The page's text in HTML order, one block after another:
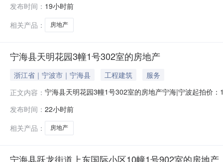
不动产权属信息所有人情况共同所有标的物现状房屋用
华市
发布时间： 19小时前
相关产品：
房地产
宁海县天明花园3幢1号302室的房地产
浙江省｜宁波市｜宁海县 工程建筑
服务
正文内容： 宁海县天明花园3幢1号302室的房地产宁海|宁波起拍价
的权证证书，行业部门查档记录证明等拍品所有人王**
费、水费等
发布时间： 22小时前
相关产品：
房地产
宁海县跃龙街道上东国际小区10幢1号902室的房地产